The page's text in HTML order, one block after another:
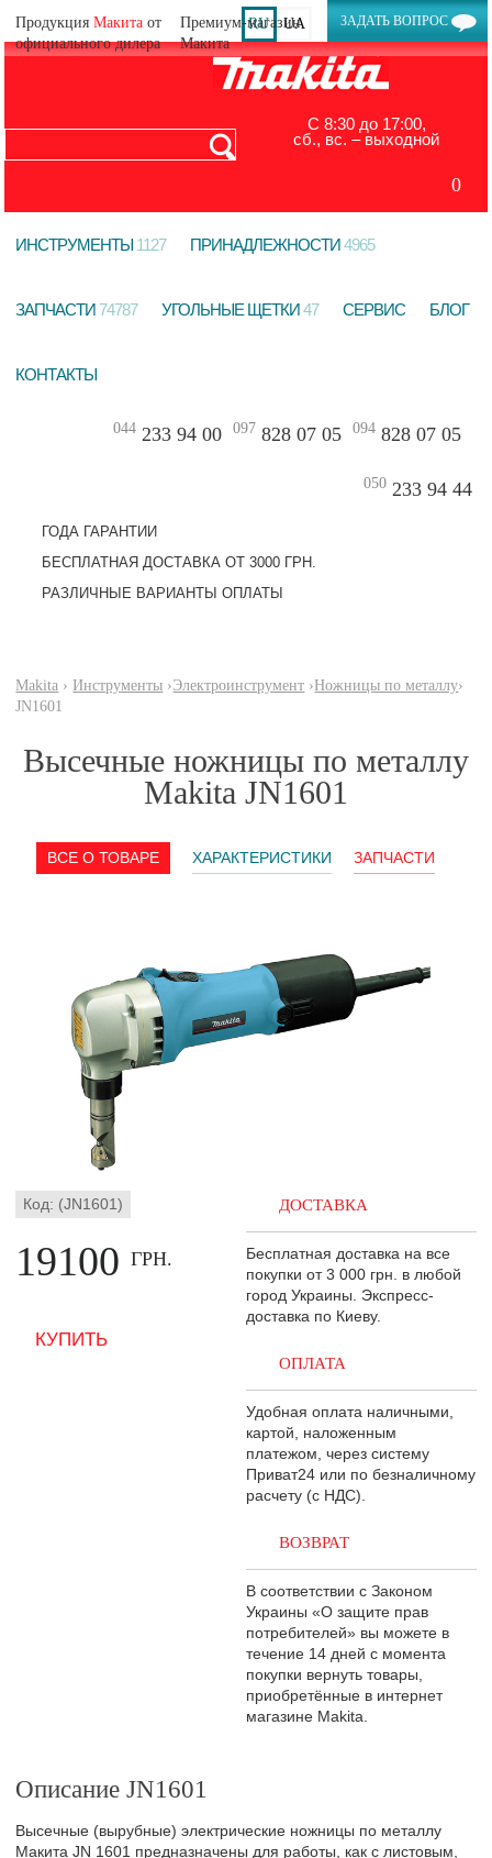
ПродукцияМакита от
официального дилера
ЗАДАТЬ ВОПРОС
RU UA
С 8:30 до 17:00,
сб., вс. – выходной
0
ИНСТРУМЕНТЫ 1127 ПРИНАДЛЕЖНОСТИ4965
ЗАПЧАСТИ74787 УГОЛЬНЫЕ ЩЕТКИ47 СЕРВИС БЛОГ
КОНТАКТЫ
044233 94 00 097 828 07 05 094828 07 05
050233 94 44
ГОДА ГАРАНТИИ
БЕСПЛАТНАЯ ДОСТАВКА ОТ 3000 ГРН.
РАЗЛИЧНЫЕ ВАРИАНТЫ ОПЛАТЫ
Makita ›Инструменты ›Электроинструмент ›Ножницы по металлу›
JN1601
Высечные ножницы по металлу
Makita JN1601
ВСЕ О ТОВАРЕ ХАРАКТЕРИСТИКИ ЗАПЧАСТИ
Код: (JN1601)
19100ГРН.
ДОСТАВКА
Бесплатная доставка на все
покупки от 3 000 грн. в любой
город Украины. Экспресс-
доставка по Киеву.
ОПЛАТА
Удобная оплата наличными,
картой, наложенным
платежом, через систему
Приват24 или по безналичному
расчету (с НДС).
ВОЗВРАТ
В соответствии с Законом
Украины «О защите прав
потребителей» вы можете в
течение 14 дней с момента
покупки вернуть товары,
приобретённые в интернет
магазине Makita.
Описание JN1601
Высечные (вырубные) электрические ножницы по металлу
Макита JN 1601 предназначены для работы, как с листовым,